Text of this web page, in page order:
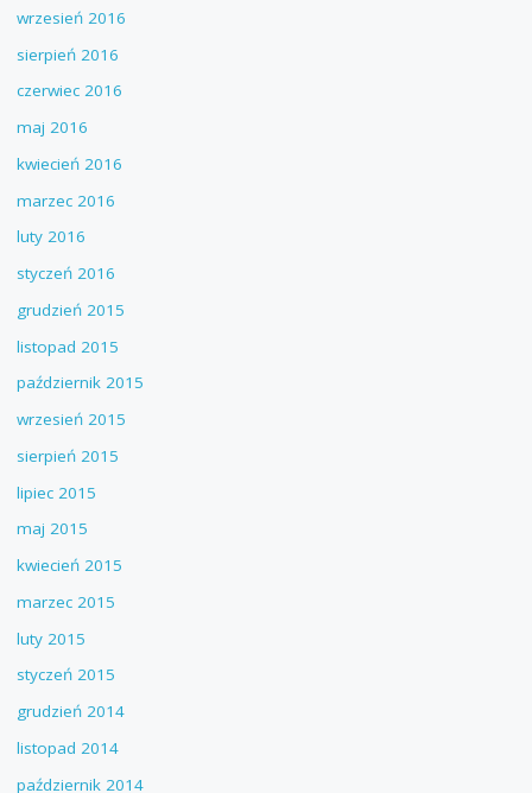
wrzesień 2016
sierpień 2016
czerwiec 2016
maj 2016
kwiecień 2016
marzec 2016
luty 2016
styczeń 2016
grudzień 2015
listopad 2015
październik 2015
wrzesień 2015
sierpień 2015
lipiec 2015
maj 2015
kwiecień 2015
marzec 2015
luty 2015
styczeń 2015
grudzień 2014
listopad 2014
październik 2014